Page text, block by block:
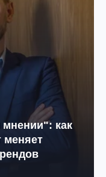
мнении": как
меняет